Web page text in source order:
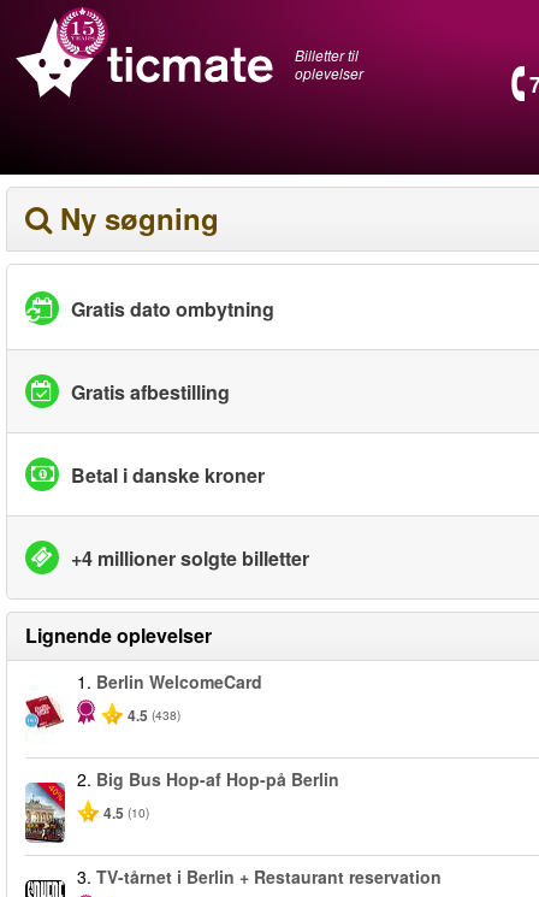
Billetter til
oplevelser
Ny søgning
Gratis dato ombytning
Gratis afbestilling
Betal i danske kroner
+4 millioner solgte billetter
Lignende oplevelser
1. Berlin WelcomeCard
4.5 (438)
-40%
2. Big Bus Hop-af Hop-på Berlin
4.5 (10)
3. TV-tårnet i Berlin + Restaurant reservation